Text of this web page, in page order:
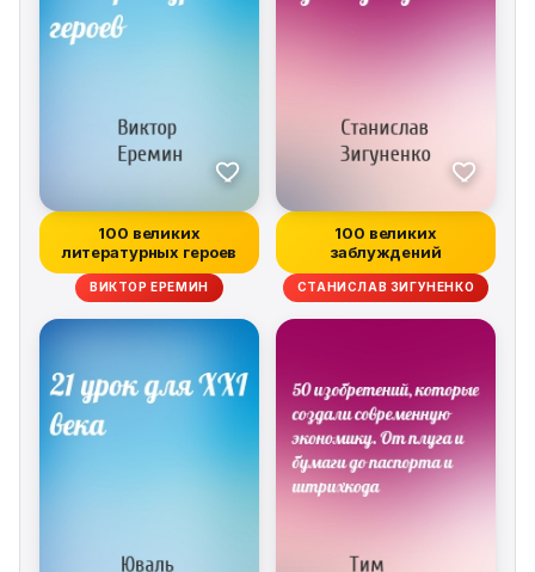
100 великих
литературных героев
ВИКТОР ЕРЕМИН
100 великих
заблуждений
СТАНИСЛАВ ЗИГУНЕНКО